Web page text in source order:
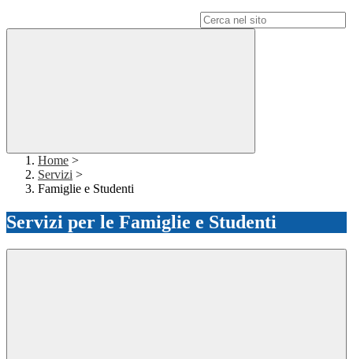
Home >
Servizi >
Famiglie e Studenti
Servizi per le Famiglie e Studenti